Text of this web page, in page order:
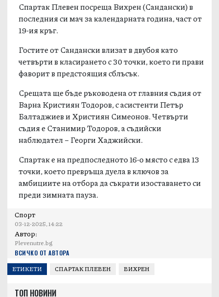
Спорт
03-12-2025, 14:22
Автор:
Plevenutre.bg
ВСИЧКО ОТ АВТОРА
Спартак Плевен посреща Вихрен (Сандански) в
последния си мач за календарната година, част от
19-ия кръг.
Гостите от Сандански влизат в двубоя като
четвърти в класирането с 30 точки, което ги прави
фаворит в предстоящия сблъсък.
Срещата ще бъде ръководена от главния съдия от
Варна Кристиян Тодоров, с асистенти Петър
Балтаджиев и Християн Симеонов. Четвърти
съдия е Станимир Тодоров, а съдийски
наблюдател – Георги Хаджийски.
Спартак е на предпоследното 16-о място с едва 13
точки, което превръща дуела в ключов за
амбициите на отбора да съкрати изоставането си
преди зимната пауза.
ЕТИКЕТИ СПАРТАК ПЛЕВЕН ВИХРЕН
ТОП НОВИНИ